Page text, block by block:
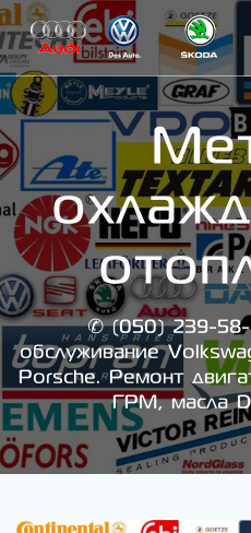
✆ (050) 239-
обслуживание
Porsche. Ремонт
ГРМ, масла